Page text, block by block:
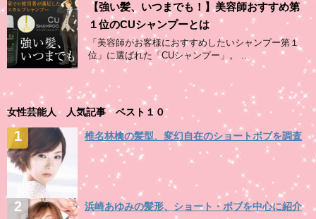
【強い髪、いつまでも！】美容師おすすめ第
１位のCUシャンプーとは
「美容師がお客様におすすめしたいシャンプー第１
位」に選ばれた「CUシャンプー」。 ...
女性芸能人 人気記事 ベスト１０
椎名林檎の髪型、変幻自在のショートボブを調査
浜崎あゆみの髪形、ショート・ボブを中心に紹介